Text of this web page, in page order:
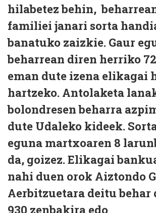
hilabetez behin,
familiei janari sorta
banatuko zaizkie. Gaur
beharrean diren herriko
eman dute izena elikagai
hartzeko. Antolaketa
bolondresen beharra
dute Udaleko kideek.
eguna martxoaren 8
da, goizez. Elikagai
nahi duen orok Aiztondo
Aerbitzuetara deitu behar
930 zenbakira edo